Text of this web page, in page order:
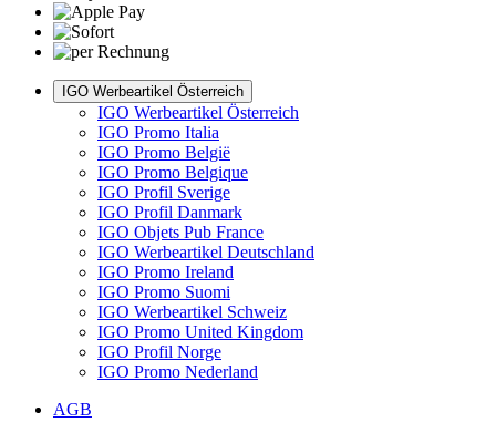
IGO Werbeartikel Österreich
IGO Werbeartikel Österreich
IGO Promo Italia
IGO Promo België
IGO Promo Belgique
IGO Profil Sverige
IGO Profil Danmark
IGO Objets Pub France
IGO Werbeartikel Deutschland
IGO Promo Ireland
IGO Promo Suomi
IGO Werbeartikel Schweiz
IGO Promo United Kingdom
IGO Profil Norge
IGO Promo Nederland
AGB